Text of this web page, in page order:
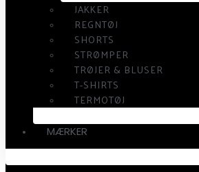
JAKKER
REGNTØJ
SHORTS
STRØMPER
TRØJER & BLUSER
T-SHIRTS
TERMOTØJ
MÆRKER